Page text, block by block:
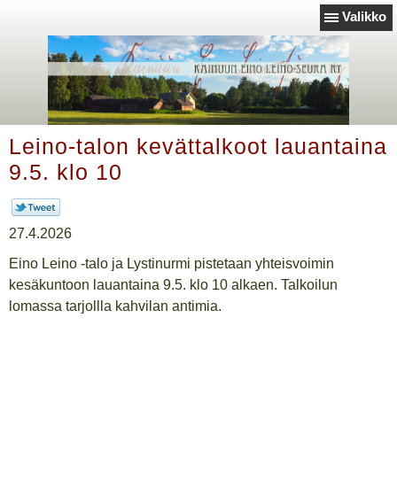
Valikko
Leino-talon kevättalkoot lauantaina
9.5. klo 10
27.4.2026
Eino Leino -talo ja Lystinurmi pistetaan yhteisvoimin
kesäkuntoon lauantaina 9.5. klo 10 alkaen. Talkoilun
lomassa tarjollla kahvilan antimia.